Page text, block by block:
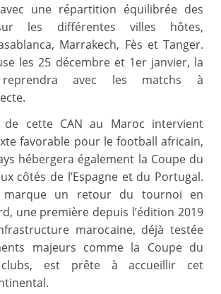
une répartition équilibrée des
les différentes villes hôtes,
Marrakech, Fès et Tanger.
les 25 décembre et 1er janvier, la
reprendra avec les matchs à
de cette CAN au Maroc intervient
favorable pour le football africain,
hébergera également la Coupe du
côtés de l’Espagne et du Portugal.
marque un retour du tournoi en
une première depuis l’édition 2019
marocaine, déjà testée
majeurs comme la Coupe du
est prête à accueillir cet